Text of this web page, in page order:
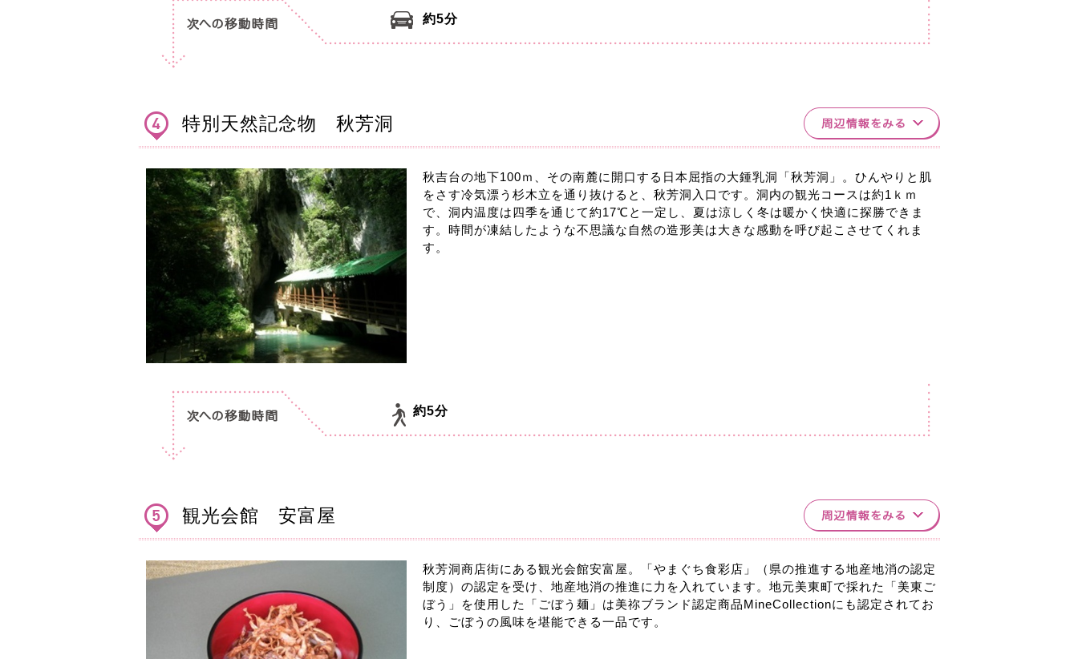
約5分
特別天然記念物 秋芳洞
秋吉台の地下100ｍ、その南麓に開口する日本屈指の大鍾乳洞「秋芳洞」。ひんやりと肌
をさす冷気漂う杉木立を通り抜けると、秋芳洞入口です。洞内の観光コースは約1ｋｍ
で、洞内温度は四季を通じて約17℃と一定し、夏は涼しく冬は暖かく快適に探勝できま
す。時間が凍結したような不思議な自然の造形美は大きな感動を呼び起こさせてくれま
す。
約5分
観光会館 安富屋
秋芳洞商店街にある観光会館安富屋。「やまぐち食彩店」（県の推進する地産地消の認定
制度）の認定を受け、地産地消の推進に力を入れています。地元美東町で採れた「美東ご
ぼう」を使用した「ごぼう麺」は美祢ブランド認定商品MineCollectionにも認定されてお
り、ごぼうの風味を堪能できる一品です。